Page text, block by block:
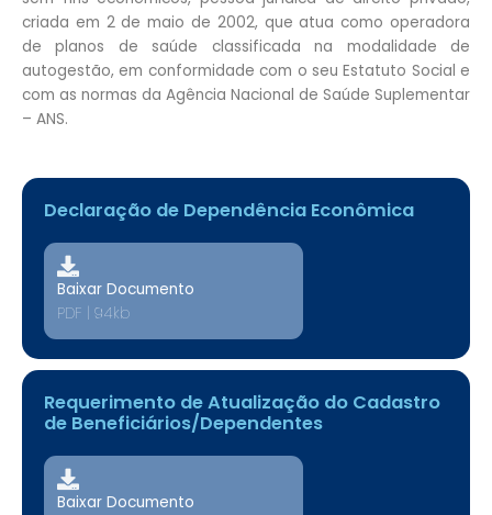
criada em 2 de maio de 2002, que atua como operadora
de planos de saúde classificada na modalidade de
autogestão, em conformidade com o seu Estatuto Social e
com as normas da Agência Nacional de Saúde Suplementar
– ANS.
Declaração de Dependência Econômica
Baixar Documento
PDF | 94kb
Requerimento de Atualização do Cadastro
de Beneficiários/Dependentes
Baixar Documento